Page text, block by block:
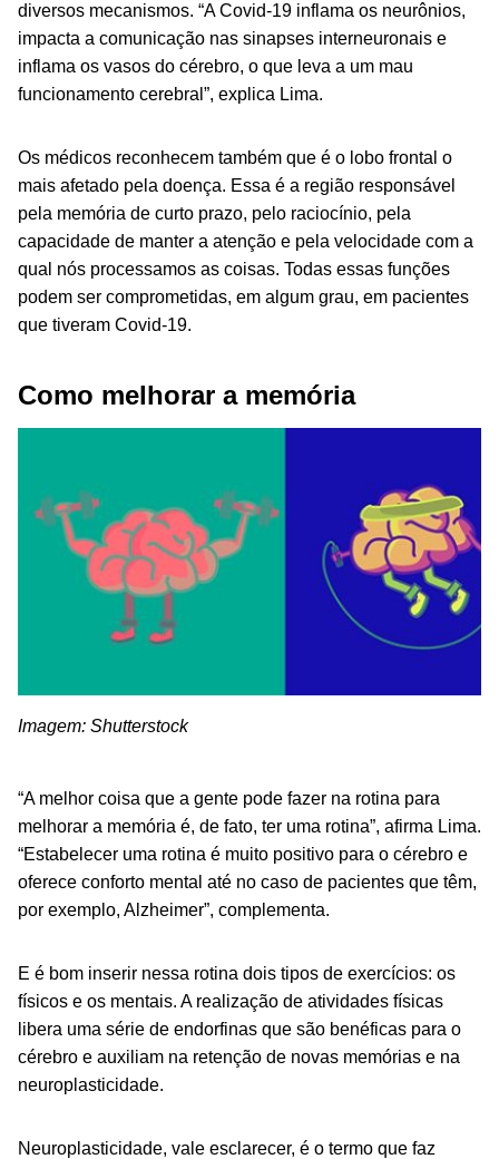
diversos mecanismos. “A Covid-19 inflama os neurônios,
impacta a comunicação nas sinapses interneuronais e
inflama os vasos do cérebro, o que leva a um mau
funcionamento cerebral”, explica Lima.
Os médicos reconhecem também que é o lobo frontal o
mais afetado pela doença. Essa é a região responsável
pela memória de curto prazo, pelo raciocínio, pela
capacidade de manter a atenção e pela velocidade com a
qual nós processamos as coisas. Todas essas funções
podem ser comprometidas, em algum grau, em pacientes
que tiveram Covid-19.
Como melhorar a memória
Imagem: Shutterstock
“A melhor coisa que a gente pode fazer na rotina para
melhorar a memória é, de fato, ter uma rotina”, afirma Lima.
“Estabelecer uma rotina é muito positivo para o cérebro e
oferece conforto mental até no caso de pacientes que têm,
por exemplo, Alzheimer”, complementa.
E é bom inserir nessa rotina dois tipos de exercícios: os
físicos e os mentais. A realização de atividades físicas
libera uma série de endorfinas que são benéficas para o
cérebro e auxiliam na retenção de novas memórias e na
neuroplasticidade.
Neuroplasticidade, vale esclarecer, é o termo que faz